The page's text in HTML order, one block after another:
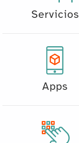
Servicios
Apps